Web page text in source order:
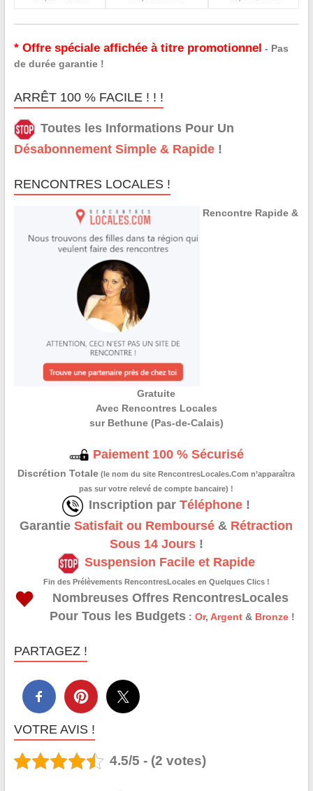
* Offre spéciale affichée à titre promotionnel - Pas
de durée garantie !
ARRÊT 100 % FACILE ! ! !
Toutes les Informations Pour Un
Désabonnement Simple & Rapide!
RENCONTRES LOCALES !
Rencontre Rapide &
Gratuite
Avec Rencontres Locales
sur Bethune (Pas-de-Calais)
Paiement 100 % Sécurisé
Discrétion Totale (le nom du site RencontresLocales.Com n’apparaîtra
pas sur votre relevé de compte bancaire) !
Inscription parTéléphone !
GarantieSatisfait ou Remboursé & Rétraction
Sous 14 Jours!
Suspension Facile et Rapide
Fin des Prélèvements RencontresLocales en Quelques Clics !
Nombreuses Offres RencontresLocales
Pour Tous les Budgets: Or, Argent& Bronze!
PARTAGEZ !
VOTRE AVIS !
4.5/5 - (2 votes)